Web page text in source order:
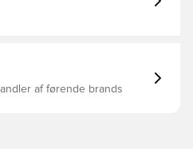
af førende brands